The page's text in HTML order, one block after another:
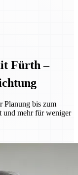
Fürth –
Planung bis zum
und mehr für weniger